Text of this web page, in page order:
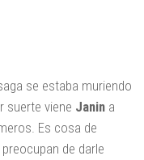
se estaba muriendo
suerte viene Janin a
Es cosa de
preocupan de darle